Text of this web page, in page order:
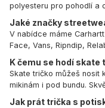
polyesteru pro pohodlí a
Jaké značky
V nabídce máme
Face, Vans, Ripndip,
K čemu se hodí skate
Skate tričko můžeš nosit
mikinám i pod bundu.
Jak prát trička s